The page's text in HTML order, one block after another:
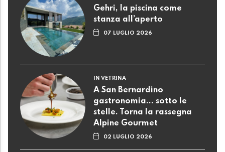
Gehri, la piscina come
stanza all’aperto
07 LUGLIO 2026
IN VETRINA
A San Bernardino
gastronomia... sotto le
stelle. Torna la rassegna
Alpine Gourmet
02 LUGLIO 2026